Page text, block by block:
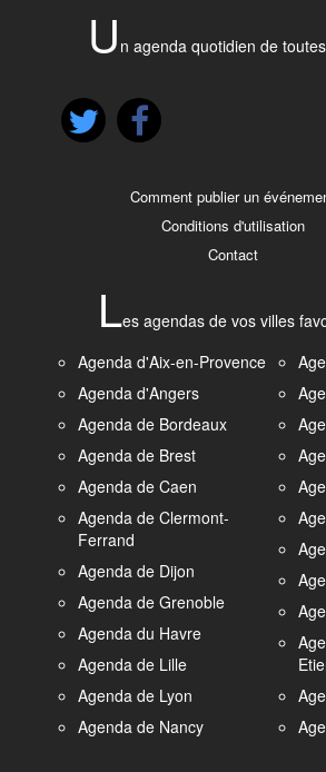
U n agenda quotidien de
Comment publier un
Conditions d'utilisation
Contact
Les agendas de vos villes
Agenda d'Aix-en-Provence
Agenda d'Angers
Agenda de Bordeaux
Agenda de Brest
Agenda de Caen
Agenda de Clermont-
Ferrand
Agenda de Dijon
Agenda de Grenoble
Agenda du Havre
Agenda de Lille
Agenda de Lyon
Agenda de Nancy